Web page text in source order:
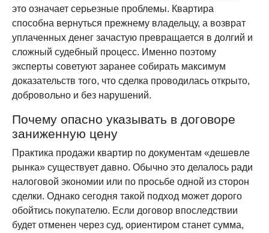
это означает серьезные проблемы. Квартира
способна вернуться прежнему владельцу, а возврат
уплаченных денег зачастую превращается в долгий и
сложный судебный процесс. Именно поэтому
эксперты советуют заранее собирать максимум
доказательств того, что сделка проводилась открыто,
добровольно и без нарушений.
Почему опасно указывать в договоре
заниженную цену
Практика продажи квартир по документам «дешевле
рынка» существует давно. Обычно это делалось ради
налоговой экономии или по просьбе одной из сторон
сделки. Однако сегодня такой подход может дорого
обойтись покупателю. Если договор впоследствии
будет отменен через суд, ориентиром станет сумма,